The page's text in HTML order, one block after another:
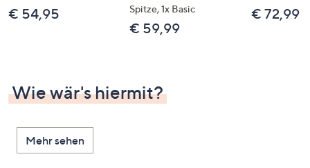
€ 54,95
Spitze, 1x Basic
€ 59,99
€ 72,99
Wie wär's hiermit?
Mehr sehen